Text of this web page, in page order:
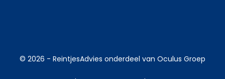
© 2026 - ReintjesAdvies onderdeel van Oculus Groep